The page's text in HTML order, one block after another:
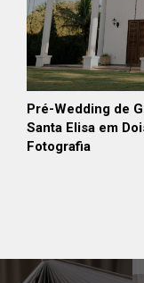
Pré-Wedding de
Santa Elisa em
Fotografia